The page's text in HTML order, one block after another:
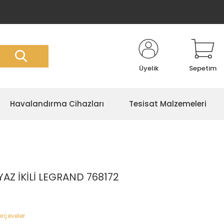
Üyelik Sepetim
Havalandırma Cihazları Tesisat Malzemeleri
İKİLİ LEGRAND 768172